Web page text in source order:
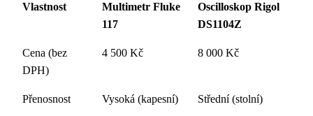
Vlastnost
Multimetr Fluke
117
Oscilloskop Rigol
DS1104Z
Cena (bez
DPH)
4 500 Kč 8 000 Kč
Přenosnost Vysoká (kapesní) Střední (stolní)